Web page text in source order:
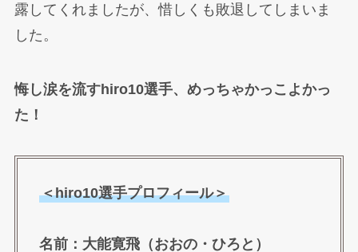
露してくれましたが、惜しくも敗退してしまいま
した。
悔し涙を流すhiro10選手、めっちゃかっこよかっ
た！
＜hiro10選手プロフィール＞
名前：大能寛飛（おおの・ひろと）